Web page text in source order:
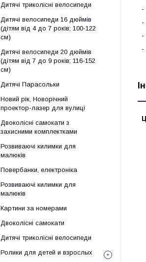
-
-
-
-
Дитячі триколісні велосипеди
Дитячі велосипеди 16 дюймів
(дітям від 4 до 7 років; 100-122
см)
Дитячі велосипеди 20 дюймів
(дітям від 7 до 9 років; 116-152
см)
Дитячі Парасольки
Новий рік, Новорічний
проектор-лазер для вулиці
Двоколісні самокати з
захисними комплектками
Розвиваючі килимки для
малюків
Повербанки, електроніка
Розвиваючі килимки для
малюків
Картини за номерами
Двоколісні самокати
Дитячі триколісні велосипеди
Ролики для детей и взрослых